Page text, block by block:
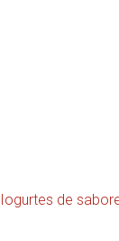
Iogurtes de